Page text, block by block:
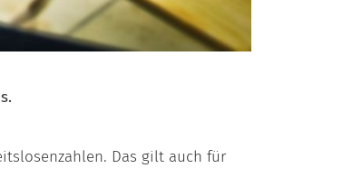
Das gilt auch für